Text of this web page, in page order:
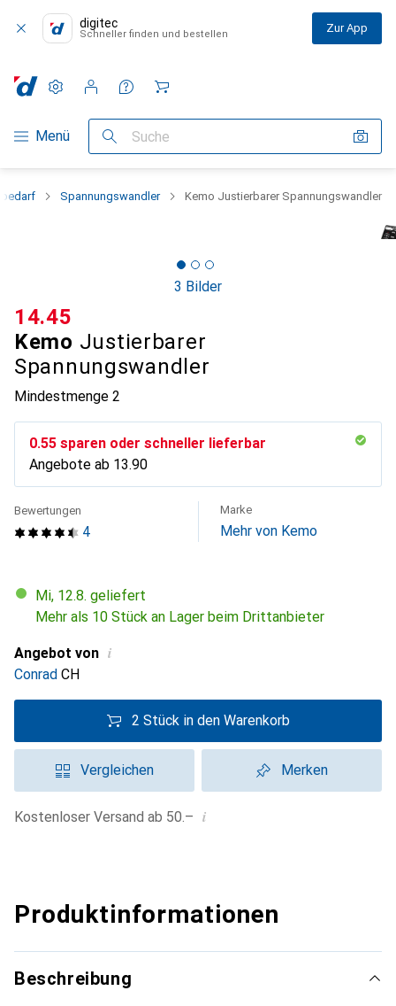
digitec
Schneller finden und bestellen Zur App
Navigation nach Kategorien
Menü Suche
Einstellungen
Kundenkonto
Vergleichslisten
Merklisten
Warenkorb
Spannungswandler Kemo Justierbarer Spannungswandler
3 Bilder
Kemo Justierbarer
Spannungswandler
Mindestmenge 2
CHF
14.45
CHF
0.55 sparen oder schneller lieferbar
Angebote ab CHF
13.90
4
Bewertungen Marke
Mehr von Kemo
Mi, 12.8. geliefert
Mehr als 10 Stück an Lager beim Drittanbieter
Angebot von i
Conrad CH
2 Stück in den Warenkorb
Vergleichen Merken
Kostenloser Versand ab 50.– i
Produktinformationen
Beschreibung